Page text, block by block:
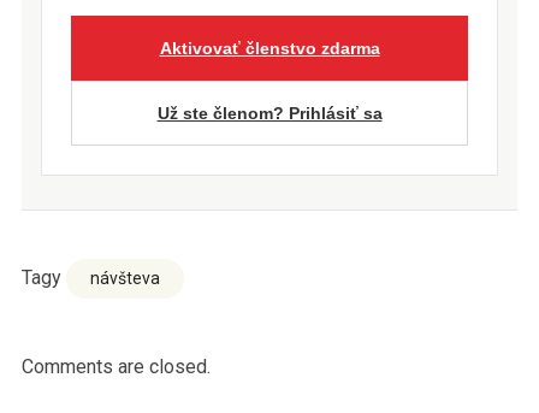
Aktivovať členstvo zdarma
Už ste členom? Prihlásiť sa
Tagy návšteva
Comments are closed.